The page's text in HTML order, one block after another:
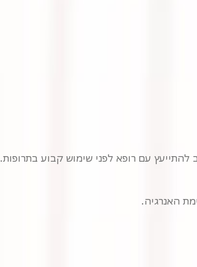
להתייעץ עם רופא לפני שימוש קבוע בתרופות.
האנרגיה.